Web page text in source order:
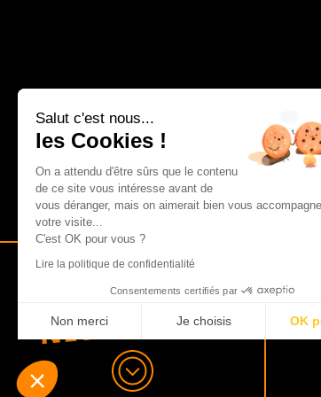
Salut c'est nous...
les Cookies !
On a attendu d'être sûrs que le contenu
de ce site vous intéresse avant de
vous déranger, mais on aimerait bien vous
votre visite...
C'est OK pour vous ?
Lire la politique de confidentialité
Consentements certifiés par
Non merci Je choisis OK
Axeptio consent
Plateforme de Gestion du Consentement :
Notre plateforme vous permet d'adapter et de